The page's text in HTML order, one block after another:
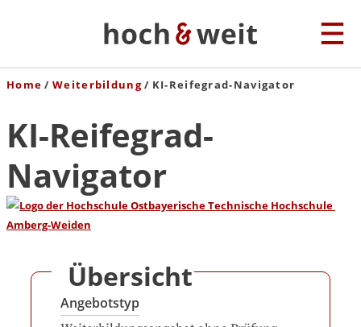
Home Weiterbildung KI-Reifegrad-Navigator
KI-Reifegrad-
Navigator
Übersicht
Angebotstyp